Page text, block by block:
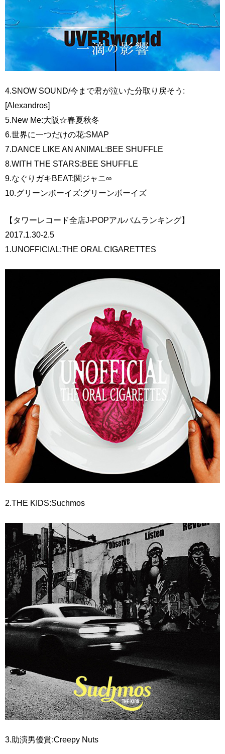
4.SNOW SOUND/今まで君が泣いた分取り戻そう:
[Alexandros]
5.New Me:大阪☆春夏秋冬
6.世界に一つだけの花:SMAP
7.DANCE LIKE AN ANIMAL:BEE SHUFFLE
8.WITH THE STARS:BEE SHUFFLE
9.なぐりガキBEAT:関ジャニ∞
10.グリーンボーイズ:グリーンボーイズ
【タワーレコード全店J-POPアルバムランキング】
2017.1.30-2.5
1.UNOFFICIAL:THE ORAL CIGARETTES
2.THE KIDS:Suchmos
3.助演男優賞:Creepy Nuts